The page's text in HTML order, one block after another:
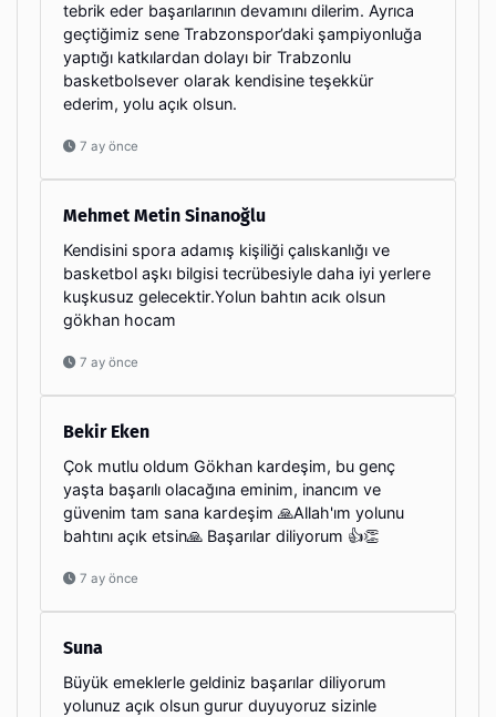
tebrik eder başarılarının devamını dilerim. Ayrıca
geçtiğimiz sene Trabzonspor’daki şampiyonluğa
yaptığı katkılardan dolayı bir Trabzonlu
basketbolsever olarak kendisine teşekkür
ederim, yolu açık olsun.
7 ay önce
Mehmet Metin Sinanoğlu
Kendisini spora adamış kişiliği çalıskanlığı ve
basketbol aşkı bilgisi tecrübesiyle daha iyi yerlere
kuşkusuz gelecektir.Yolun bahtın acık olsun
gökhan hocam
7 ay önce
Bekir Eken
Çok mutlu oldum Gökhan kardeşim, bu genç
yaşta başarılı olacağına eminim, inancım ve
güvenim tam sana kardeşim 🙏Allah'ım yolunu
bahtını açık etsin🙏 Başarılar diliyorum 👍👏
7 ay önce
Suna
Büyük emeklerle geldiniz başarılar diliyorum
yolunuz açık olsun gurur duyuyoruz sizinle